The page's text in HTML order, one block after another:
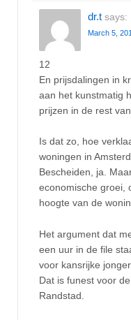
dr.t says:
March 5,
12
En prijsdalingen in
aan het kunstmatig
prijzen in de rest van
Is dat zo, hoe
woningen in
Bescheiden, ja.
economische groei,
hoogte van de
Het argument dat
een uur in de file
voor kansrijke
Dat is funest voor
Randstad.